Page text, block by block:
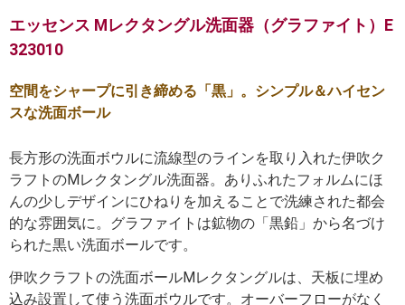
エッセンス Mレクタングル洗面器（グラファイト）E
323010
空間をシャープに引き締める「黒」。シンプル＆ハイセン
スな洗面ボール
長方形の洗面ボウルに流線型のラインを取り入れた伊吹ク
ラフトのMレクタングル洗面器。ありふれたフォルムにほ
んの少しデザインにひねりを加えることで洗練された都会
的な雰囲気に。グラファイトは鉱物の「黒鉛」から名づけ
られた黒い洗面ボールです。
伊吹クラフトの洗面ボールMレクタングルは、天板に埋め
込み設置して使う洗面ボウルです。オーバーフローがなく